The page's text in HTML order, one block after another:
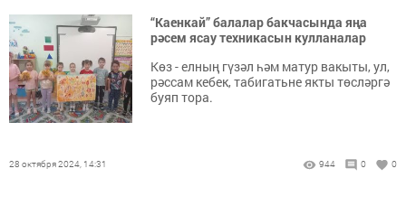
“Каенкай” балалар бакчасында яңа
рәсем ясау техникасын кулланалар
Көз - елның гүзәл һәм матур вакыты, ул,
рәссам кебек, табигатьне якты төсләргә
буяп тора.
28 октября 2024, 14:31 944 0 0